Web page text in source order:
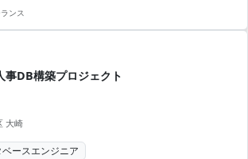
ルアップ ・フルリモート勤務可能で柔軟な働き
ンス
事DB構築プロジェクト
大崎
ースエンジニア